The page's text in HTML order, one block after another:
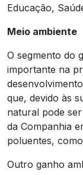
Educação,
Meio ambiente
O segmento do
importante na
que, devido às
natural pode
da Companhia
poluentes,
Outro ganho